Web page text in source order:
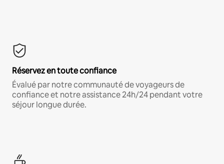
Réservez en toute confiance
Évalué par notre communauté de voyageurs de
confiance et notre assistance 24h/24 pendant votre
séjour longue durée.